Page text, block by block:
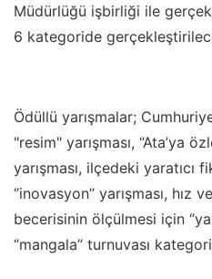
Müdürlüğü işbirliği ile
6 kategoride
Ödüllü yarışmalar;
"resim" yarışması, ‘’Ata’ya
yarışması, ilçedeki
‘’inovasyon’’ yarışması,
becerisinin ölçülmesi için
‘’mangala’’ turnuvası